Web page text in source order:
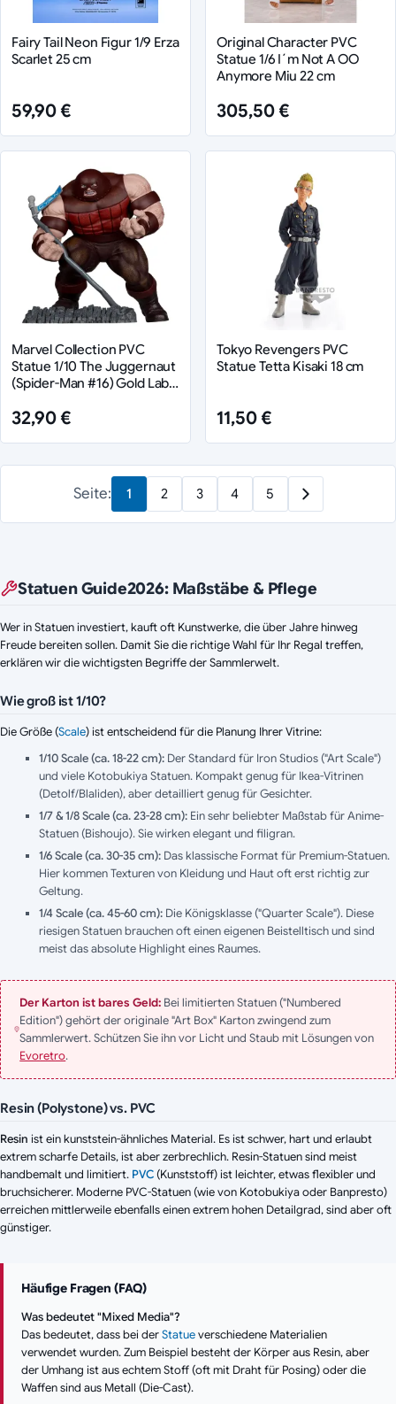
Fairy Tail Neon Figur 1/9 Erza
Scarlet 25 cm
59,90 €
Original Character PVC
Statue 1/6 I´m Not A OO
Anymore Miu 22 cm
305,50 €
Marvel Collection PVC
Statue 1/10 The Juggernaut
(Spider-Man #16) Gold Label
32,90 €
Tokyo Revengers PVC
Statue Tetta Kisaki 18 cm
11,50 €
Seite: 1 2 3 4 5
Statuen Guide2026: Maßstäbe & Pflege
Wer in Statuen investiert, kauft oft Kunstwerke, die über Jahre hinweg
Freude bereiten sollen. Damit Sie die richtige Wahl für Ihr Regal treffen,
erklären wir die wichtigsten Begriffe der Sammlerwelt.
Wie groß ist 1/10?
Die Größe (Scale) ist entscheidend für die Planung Ihrer Vitrine:
1/10 Scale (ca. 18-22 cm): Der Standard für Iron Studios ("Art Scale")
und viele Kotobukiya Statuen. Kompakt genug für Ikea-Vitrinen
(Detolf/Blaliden), aber detailliert genug für Gesichter.
1/7 & 1/8 Scale (ca. 23-28 cm): Ein sehr beliebter Maßstab für Anime-
Statuen (Bishoujo). Sie wirken elegant und filigran.
1/6 Scale (ca. 30-35 cm): Das klassische Format für Premium-Statuen.
Hier kommen Texturen von Kleidung und Haut oft erst richtig zur
Geltung.
1/4 Scale (ca. 45-60 cm): Die Königsklasse ("Quarter Scale"). Diese
riesigen Statuen brauchen oft einen eigenen Beistelltisch und sind
meist das absolute Highlight eines Raumes.
Der Karton ist bares Geld: Bei limitierten Statuen ("Numbered
Edition") gehört der originale "Art Box" Karton zwingend zum
Sammlerwert. Schützen Sie ihn vor Licht und Staub mit Lösungen von
Evoretro.
Resin (Polystone) vs. PVC
Resin ist ein kunststein-ähnliches Material. Es ist schwer, hart und erlaubt
extrem scharfe Details, ist aber zerbrechlich. Resin-Statuen sind meist
handbemalt und limitiert. PVC(Kunststoff) ist leichter, etwas flexibler und
bruchsicherer. Moderne PVC-Statuen (wie von Kotobukiya oder Banpresto)
erreichen mittlerweile ebenfalls einen extrem hohen Detailgrad, sind aber oft
günstiger.
Häufige Fragen (FAQ)
Was bedeutet "Mixed Media"?
Das bedeutet, dass bei derStatueverschiedene Materialien
verwendet wurden. Zum Beispiel besteht der Körper aus Resin, aber
der Umhang ist aus echtem Stoff (oft mit Draht für Posing) oder die
Waffen sind aus Metall (Die-Cast).